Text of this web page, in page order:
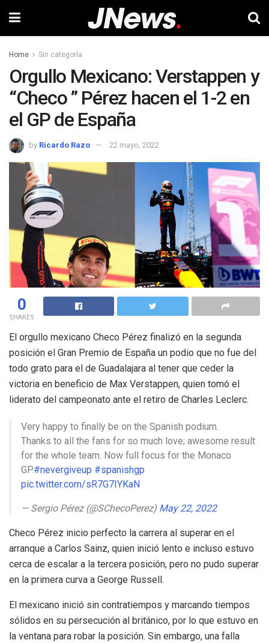
Home Sin categoría
Orgullo Mexicano: Verstappen y
“Checo ” Pérez hacen el 1-2 en
el GP de España
by Ricardo Razo 22 mayo, 2022
0
SHARES
El orgullo mexicano Checo Pérez finalizó en la segunda
posición el Gran Premio de España un podio que no fue del
todo grato para el de Guadalajara al tener que ceder la
victoria en beneficio de Max Verstappen, quien tomó el
liderato del campeonato ante el retiro de Charles Leclerc.
Very happy to finally be on the Spanish podium.
Thanks to all the fans for so much love; awesome result
for the whole team. Now full focus for the Monaco
GP.#nevergiveup #spanishgp
pic.twitter.com/sR7G7IYKaN
— Sergio Pérez (@SChecoPerez) May 22, 2022
Checo Pérez inicio perfecto la carrera al superar en el
arranque a Carlos Sainz, quien inició lento e incluso estuvo
cerca de escalar a la tercera posición, pero no pudo superar
en la primera curva a George Russell.
El mexicano inició sin contratiempos y marcando tiempos
sólidos en su persecución al británico, por lo que estuvo en
la ventana para robar la posición. Sin embargo, una falla